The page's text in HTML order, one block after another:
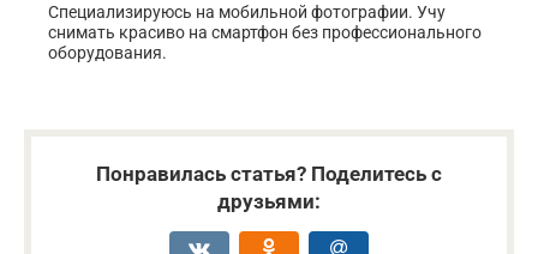
Специализируюсь на мобильной фотографии. Учу
снимать красиво на смартфон без профессионального
оборудования.
Понравилась статья? Поделитесь с
друзьями: